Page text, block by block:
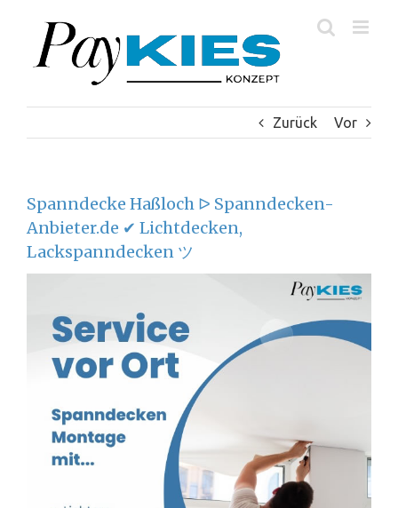
springen
Zurück Vor
Spanndecke Haßloch ᐅ Spanndecken-
Anbieter.de ✔ Lichtdecken,
Lackspanndecken ツ